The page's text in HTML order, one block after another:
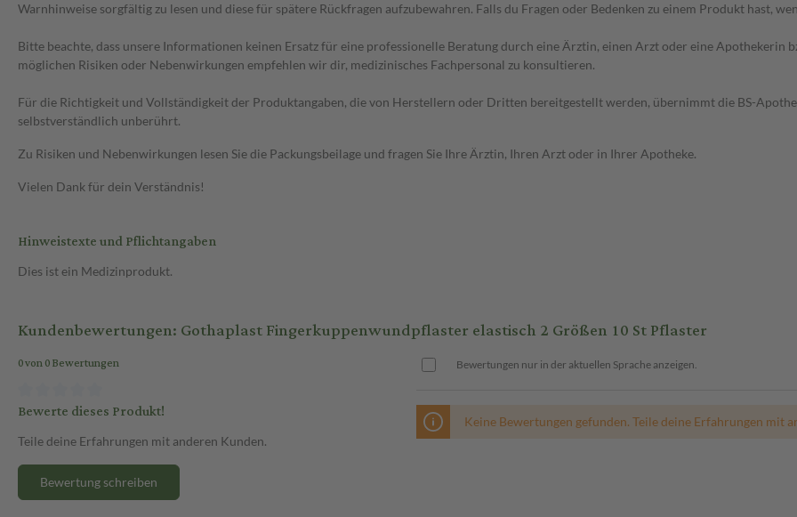
Warnhinweise sorgfältig zu lesen und diese für spätere Rückfragen aufzubewahren. Falls du Fragen oder Bedenken zu einem Produkt hast,
Bitte beachte, dass unsere Informationen keinen Ersatz für eine professionelle Beratung durch eine Ärztin, einen Arzt oder eine Apothekerin
möglichen Risiken oder Nebenwirkungen empfehlen wir dir, medizinisches Fachpersonal zu konsultieren.
Für die Richtigkeit und Vollständigkeit der Produktangaben, die von Herstellern oder Dritten bereitgestellt werden, übernimmt die BS-
selbstverständlich unberührt.
Zu Risiken und Nebenwirkungen lesen Sie die Packungsbeilage und fragen Sie Ihre Ärztin, Ihren Arzt oder in Ihrer Apotheke.
Vielen Dank für dein Verständnis!
Hinweistexte und Pflichtangaben
Dies ist ein Medizinprodukt.
Kundenbewertungen: Gothaplast Fingerkuppenwundpflaster elastisch 2 Größen 10 St Pflaster
0 von 0 Bewertungen
Bewerte dieses Produkt!
Teile deine Erfahrungen mit anderen Kunden.
Bewertung schreiben
Bewertungen nur in der aktuellen Sprache anzeigen.
Keine Bewertungen gefunden. Teile deine Erfahrungen mit